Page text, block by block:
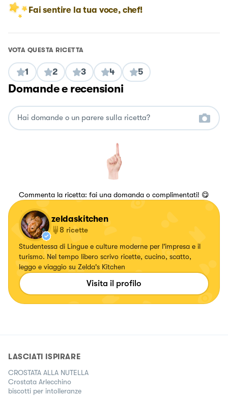
Fai sentire la tua voce, chef!
VOTA QUESTA RICETTA
1 2 3 4 5
Domande e recensioni
Commenta la ricetta: fai una domanda o complimentati! 😋
zeldaskitchen
8 ricette
Studentessa di Lingue e culture moderne per l'impresa e il
turismo. Nel tempo libero scrivo ricette, cucino, scatto,
leggo e viaggio su Zelda's Kitchen
Visita il profilo
LASCIATI ISPIRARE
CROSTATA ALLA NUTELLA
Crostata Arlecchino
biscotti per intolleranze